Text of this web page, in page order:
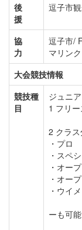
後
援
逗子市
逗
協
力
逗子市/
マリン
大会競技情報
競技種
目
ジュニ
1 フリ
2 クラス
・
・スペ
・オー
・オー
・ウイ
（ウ
ーも可能